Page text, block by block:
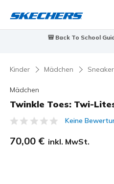
🎒 Back To School
Kinder Mädchen Sneaker
Mädchen
Twinkle Toes: Twi-
4,5 von 5 Keine
70,00 € inkl. MwSt.